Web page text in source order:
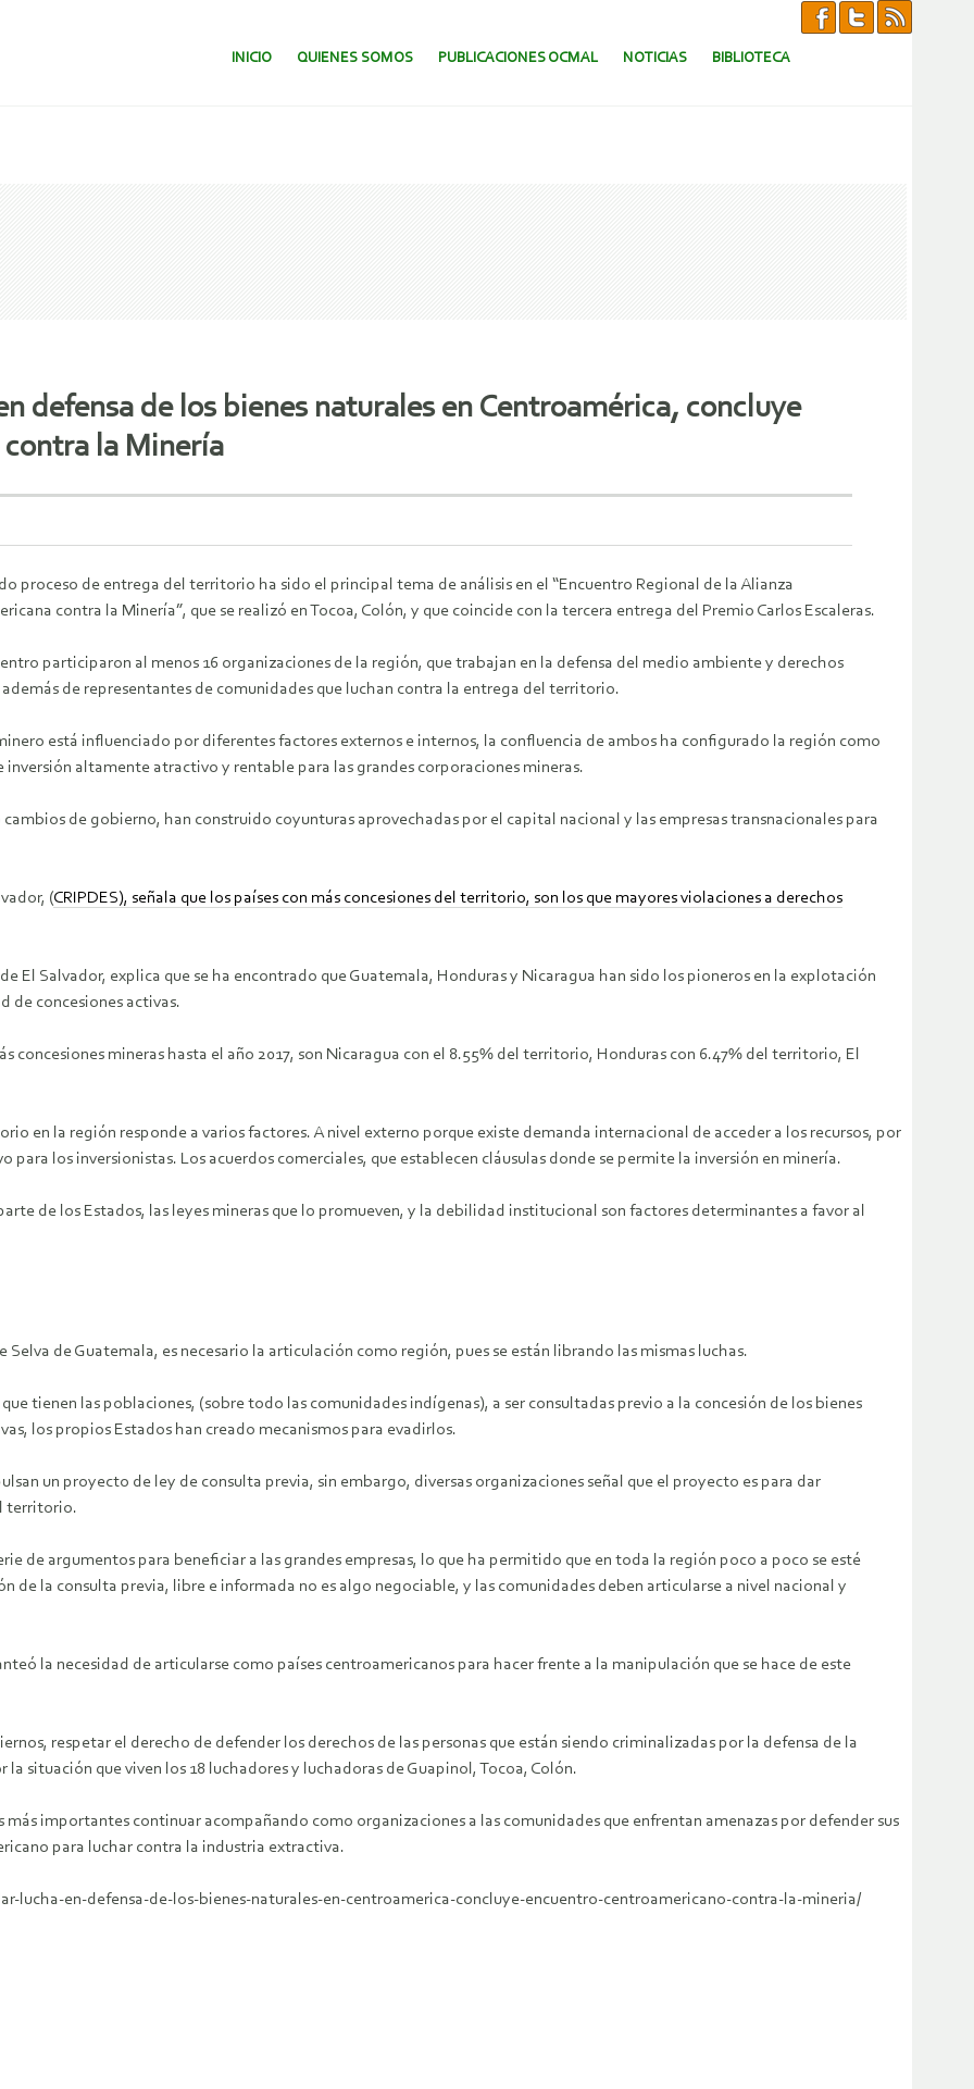
SALTAR AL CONTENIDO.
INICIO QUIENES SOMOS PUBLICACIONES OCMAL NOTICIAS BIBLIOTECA
defensa de los bienes naturales en Centroamérica, concluye
la Minería
proceso de entrega del territorio ha sido el principal tema de análisis en el “Encuentro Regional de la Alianza
contra la Minería”, que se realizó en Tocoa, Colón, y que coincide con la tercera entrega del Premio Carlos Escaleras.
participaron al menos 16 organizaciones de la región, que trabajan en la defensa del medio ambiente y derechos
además de representantes de comunidades que luchan contra la entrega del territorio.
está influenciado por diferentes factores externos e internos, la confluencia de ambos ha configurado la región como
inversión altamente atractivo y rentable para las grandes corporaciones mineras.
de gobierno, han construido coyunturas aprovechadas por el capital nacional y las empresas transnacionales para
(CRIPDES), señala que los países con más concesiones del territorio, son los que mayores violaciones a derechos
El Salvador, explica que se ha encontrado que Guatemala, Honduras y Nicaragua han sido los pioneros en la explotación
de concesiones activas.
concesiones mineras hasta el año 2017, son Nicaragua con el 8.55% del territorio, Honduras con 6.47% del territorio, El
en la región responde a varios factores. A nivel externo porque existe demanda internacional de acceder a los recursos, por
los inversionistas. Los acuerdos comerciales, que establecen cláusulas donde se permite la inversión en minería.
de los Estados, las leyes mineras que lo promueven, y la debilidad institucional son factores determinantes a favor al
de Guatemala, es necesario la articulación como región, pues se están librando las mismas luchas.
tienen las poblaciones, (sobre todo las comunidades indígenas), a ser consultadas previo a la concesión de los bienes
los propios Estados han creado mecanismos para evadirlos.
un proyecto de ley de consulta previa, sin embargo, diversas organizaciones señal que el proyecto es para dar
territorio.
de argumentos para beneficiar a las grandes empresas, lo que ha permitido que en toda la región poco a poco se esté
de la consulta previa, libre e informada no es algo negociable, y las comunidades deben articularse a nivel nacional y
la necesidad de articularse como países centroamericanos para hacer frente a la manipulación que se hace de este
respetar el derecho de defender los derechos de las personas que están siendo criminalizadas por la defensa de la
situación que viven los 18 luchadores y luchadoras de Guapinol, Tocoa, Colón.
importantes continuar acompañando como organizaciones a las comunidades que enfrentan amenazas por defender sus
para luchar contra la industria extractiva.
lucha-en-defensa-de-los-bienes-naturales-en-centroamerica-concluye-encuentro-centroamericano-contra-la-mineria/